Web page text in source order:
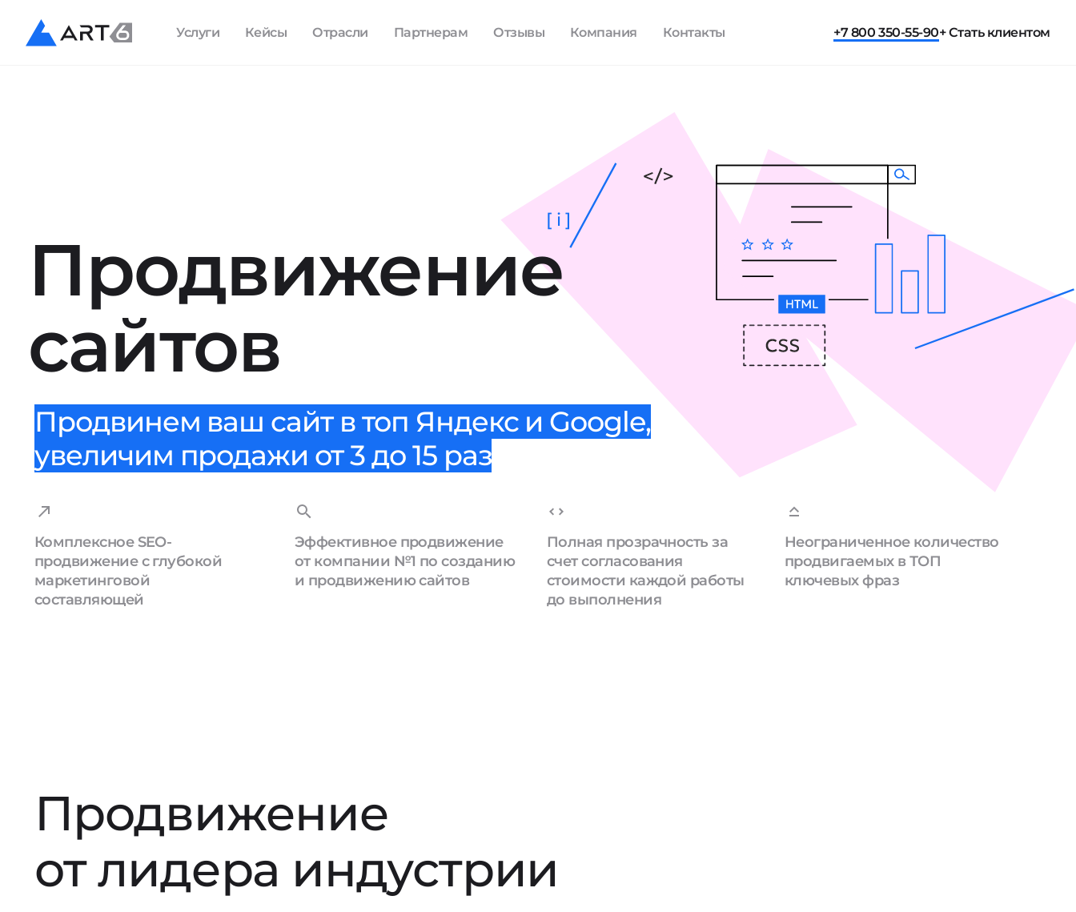
Услуги Кейсы Отрасли Партнерам Отзывы Компания Контакты +7 800 350-55-90+ Стать клиентом
Продвижение
сайтов
[ i ]
Продвинем ваш сайт в топ Яндекс и Google,
увеличим продажи от 3 до 15 раз
Комплексное SEO-
продвижение с глубокой
маркетинговой
составляющей
Эффективное продвижение
от компании №1 по созданию
и продвижению сайтов
Полная прозрачность за
счет согласования
стоимости каждой работы
до выполнения
Неограниченное количество
продвигаемых в ТОП
ключевых фраз
Продвижение
от лидера индустрии